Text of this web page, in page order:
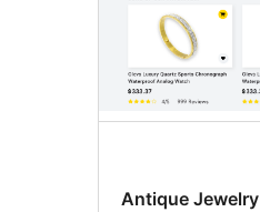
Antique Jewelry